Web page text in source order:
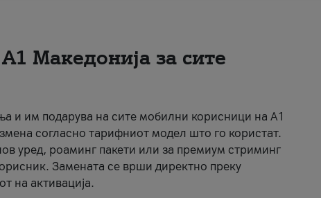
Македонија за сите
и им подарува на сите мобилни корисници на A1
согласно тарифниот модел што го користат.
уред, роаминг пакети или за премиум стриминг
Замената се врши директно преку
на активација.